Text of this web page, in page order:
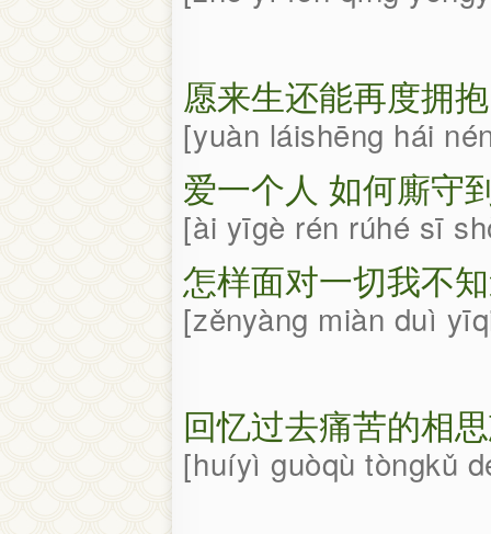
愿来生还能再度拥抱
yuàn láishēng hái
爱一个人 如何廝守
ài yīgè rén rúhé sī
怎样面对一切我不
zěnyàng miàn duì
回忆过去痛苦的相
huíyì guòqù tòngkǔ